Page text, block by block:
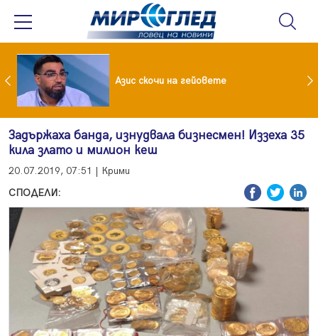
във фейсбук и инстаграм за непълнолетни Азис скочи на гейовете
Задържаха банда, изнудвала бизнесмен! Иззеха 35
кила злато и милион кеш
20.07.2019, 07:51 | Крими
СПОДЕЛИ: